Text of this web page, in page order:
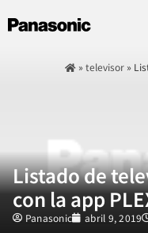
»televisor »
Listado de
con la app
Panasonic abril 9, 2019